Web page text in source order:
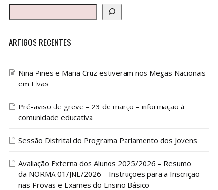
ARTIGOS RECENTES
Nina Pines e Maria Cruz estiveram nos Megas Nacionais
em Elvas
Pré-aviso de greve – 23 de março – informação à
comunidade educativa
Sessão Distrital do Programa Parlamento dos Jovens
Avaliação Externa dos Alunos 2025/2026 – Resumo
da NORMA 01/JNE/2026 – Instruções para a Inscrição
nas Provas e Exames do Ensino Básico